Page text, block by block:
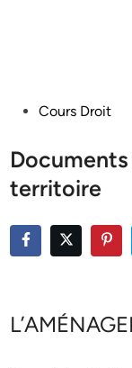
PostedCours Droit
territoire